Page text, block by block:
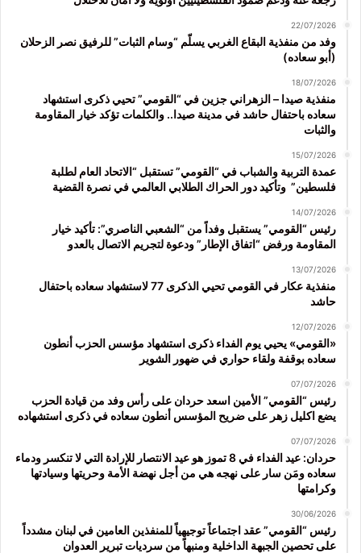
22/07/2026
وفد من منفذية البقاع الغربي يسلّم “وسام الثبات” للرفيق نصر الزحلان
(أبو سعاده)
18/07/2026
منفذية صيدا – الزهراني جزين في “القومي” تحيي ذكرى استشهاد
سعاده باحتفال حاشد في مدينة صيدا.. والكلمات تؤكد خيار المقاومة
والثبات
15/07/2026
عمدة التربية والشباب في “القومي” تستقبل “الاتحاد العام لطلبة
فلسطين” وتأكيد دور الحراك الطلابي العالمي في نصرة القضية
14/07/2026
رئيس “القومي” يستقبل وفداً من “الشعبي الناصري”: تأكيد خيار
المقاومة ورفض “اتفاق الإطار” ودعوة لتجريم الاتصال بالعدو
13/07/2026
منفذية عكار في القومي تحيي الذكرى 77 لاستشهاد سعاده باحتفال
حاشد
12/07/2026
«القومي» يحيي يوم الفداء ذكرى استشهاد مؤسس الحزب أنطون
سعاده بوقفة ولقاء حواري في ضهور الشوير
07/07/2026
رئيس “القومي” الأمين اسعد حردان على رأس وفد من قيادة الحزب
يضع اكليل زهر على ضريح المؤسس أنطون سعاده في ذكرى استشهاده
07/07/2026
حردان: عيد الفداء في 8 تموز هو عيد الانتصار للإرادة التي لا تنكسر ودماء
سعاده ومَن سار على نهجه هي من أجل نهضة الأمة وحريتها وسيادتها
وكرامتها
30/06/2026
رئيس “القومي” عقد اجتماعاً توجيهياً للمنفذين العامين في لبنان مشدداً
على تحصين الجبهة الداخلية ومنبهاً من سرديات تبرير العدوان